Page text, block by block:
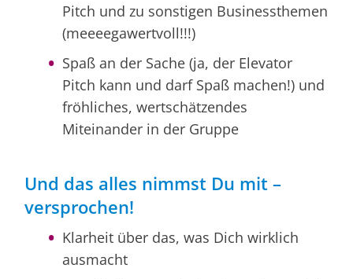
Pitch und zu sonstigen Businessthemen
(meeeegawertvoll!!!)
Spaß an der Sache (ja, der Elevator
Pitch kann und darf Spaß machen!) und
fröhliches, wertschätzendes
Miteinander in der Gruppe
Und das alles nimmst Du mit –
versprochen!
Klarheit über das, was Dich wirklich
ausmacht